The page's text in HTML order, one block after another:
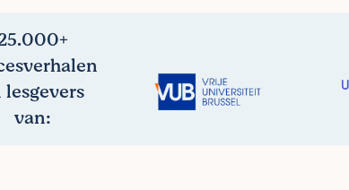
lesgevers
van: